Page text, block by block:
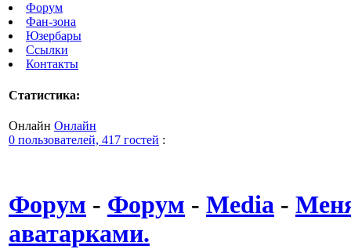
Форум
Фан-зона
Юзербары
Ссылки
Контакты
Статистика:
Онлайн Онлайн
0 пользователей, 417 гостей :
Форум - Форум - Media -
аватарками.